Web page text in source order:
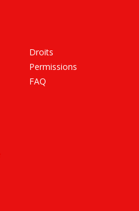
Droits
Permissions
FAQ